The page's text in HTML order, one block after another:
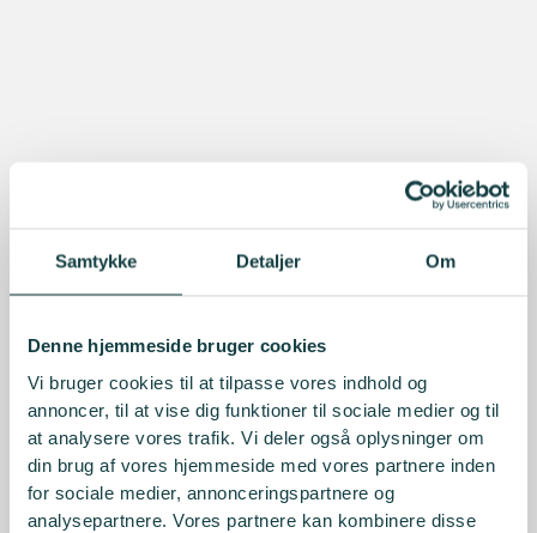
Samtykke Detaljer Om
Denne hjemmeside bruger cookies
Vi bruger cookies til at tilpasse vores indhold og
annoncer, til at vise dig funktioner til sociale medier og til
at analysere vores trafik. Vi deler også oplysninger om
din brug af vores hjemmeside med vores partnere inden
for sociale medier, annonceringspartnere og
analysepartnere. Vores partnere kan kombinere disse